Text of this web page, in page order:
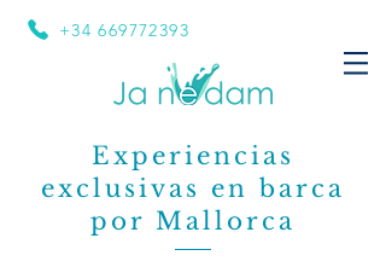
+34 669772393
Experiencias
exclusivas en barca
por Mallorca